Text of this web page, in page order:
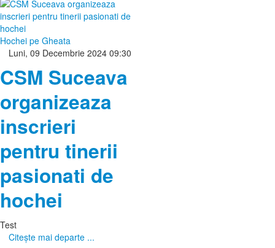
Hochei pe Gheata
Luni, 09 Decembrie 2024 09:30
CSM Suceava
organizeaza
inscrieri
pentru tinerii
pasionati de
hochei
Test
Citeşte mai departe ...